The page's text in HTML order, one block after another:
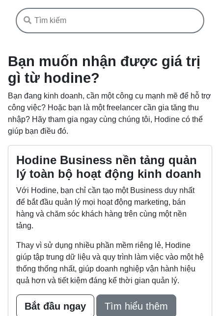
Bạn muốn nhận được giá trị
gì từ hodine?
Bạn đang kinh doanh, cần một công cụ mạnh mẽ để hỗ trợ
công việc? Hoặc bạn là một freelancer cần gia tăng thu
nhập? Hãy tham gia ngay cùng chúng tôi, Hodine có thể
giúp bạn điều đó.
Hodine Business nền tảng quản
lý toàn bộ hoạt động kinh doanh
Với Hodine, bạn chỉ cần tạo một Business duy nhất
để bắt đầu quản lý mọi hoạt động marketing, bán
hàng và chăm sóc khách hàng trên cùng một nền
tảng.
Thay vì sử dụng nhiều phần mềm riêng lẻ, Hodine
giúp tập trung dữ liệu và quy trình làm việc vào một hệ
thống thống nhất, giúp doanh nghiệp vận hành hiệu
quả hơn và tiết kiệm đáng kể thời gian quản lý.
Bắt đầu ngay Tìm hiểu thêm